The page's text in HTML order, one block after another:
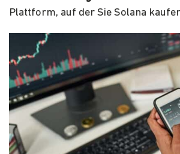
Plattform, auf der Sie Solana